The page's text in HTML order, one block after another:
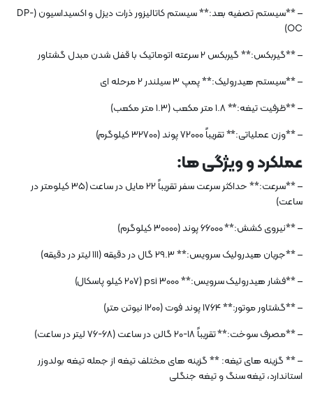
– **سیستم تصفیه بعد:** سیستم کاتالیزور ذرات دیزل و اکسیداسیون (DP-
OC)
– **گیربکس:** گیربکس 2 سرعته اتوماتیک با قفل شدن مبدل گشتاور
– **سیستم هیدرولیک:** پمپ 3 سیلندر 2 مرحله ای
– **ظرفیت تیغه:** 1.8 متر مکعب (1.3 متر مکعب)
– **وزن عملیاتی:** تقریباً 72000 پوند (32700 کیلوگرم)
عملکرد و ویژگی ها:
– **سرعت:** حداکثر سرعت سفر تقریباً 22 مایل در ساعت (35 کیلومتر در
ساعت)
– **نیروی کشش:** 66000 پوند (30000 کیلوگرم)
– **جریان هیدرولیک سرویس:** 29.3 گال در دقیقه (111 لیتر در دقیقه)
– **فشار هیدرولیک سرویس:** 3000 psi (207 کیلو پاسکال)
– **گشتاور موتور:** 1764 پوند فوت (1200 نیوتن متر)
– **مصرف سوخت:** تقریباً 18-20 گالن در ساعت (68-76 لیتر در ساعت)
– ** گزینه های تیغه: ** گزینه های مختلف تیغه از جمله تیغه بولدوزر
استاندارد، تیغه سنگ و تیغه جنگلی